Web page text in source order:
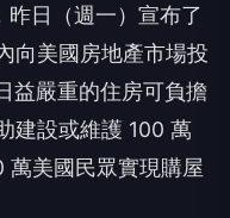
昨日（週一）宣布了
向美國房地產市場投
益嚴重的住房可負擔
建設或維護 100 萬
萬美國民眾實現購屋